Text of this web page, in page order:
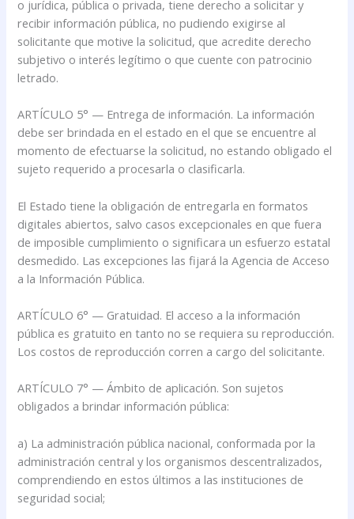
o jurídica, pública o privada, tiene derecho a solicitar y
recibir información pública, no pudiendo exigirse al
solicitante que motive la solicitud, que acredite derecho
subjetivo o interés legítimo o que cuente con patrocinio
letrado.
ARTÍCULO 5° — Entrega de información. La información
debe ser brindada en el estado en el que se encuentre al
momento de efectuarse la solicitud, no estando obligado el
sujeto requerido a procesarla o clasificarla.
El Estado tiene la obligación de entregarla en formatos
digitales abiertos, salvo casos excepcionales en que fuera
de imposible cumplimiento o significara un esfuerzo estatal
desmedido. Las excepciones las fijará la Agencia de Acceso
a la Información Pública.
ARTÍCULO 6° — Gratuidad. El acceso a la información
pública es gratuito en tanto no se requiera su reproducción.
Los costos de reproducción corren a cargo del solicitante.
ARTÍCULO 7° — Ámbito de aplicación. Son sujetos
obligados a brindar información pública:
a) La administración pública nacional, conformada por la
administración central y los organismos descentralizados,
comprendiendo en estos últimos a las instituciones de
seguridad social;